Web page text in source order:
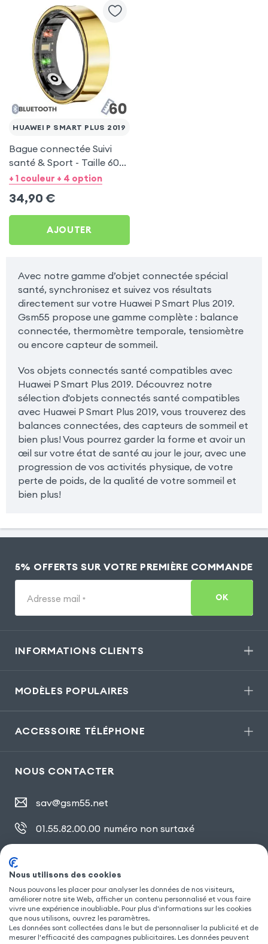
HUAWEI P SMART PLUS 2019
Bague connectée Suivi
santé & Sport - Taille 60
Or
+ 1 couleur + 4 option
34,90 €
AJOUTER
Avec notre gamme d’objet connectée spécial
santé, synchronisez et suivez vos résultats
directement sur votre Huawei P Smart Plus 2019.
Gsm55 propose une gamme complète : balance
connectée, thermomètre temporale, tensiomètre
ou encore capteur de sommeil.
Vos objets connectés santé compatibles avec
Huawei P Smart Plus 2019. Découvrez notre
sélection d'objets connectés santé compatibles
avec Huawei P Smart Plus 2019, vous trouverez des
balances connectées, des capteurs de sommeil et
bien plus! Vous pourrez garder la forme et avoir un
œil sur votre état de santé au jour le jour, avec une
progression de vos activités physique, de votre
perte de poids, de la qualité de votre sommeil et
bien plus!
5% OFFERTS SUR VOTRE PREMIÈRE COMMANDE
Adresse mail * OK
INFORMATIONS CLIENTS
MODÈLES POPULAIRES
ACCESSOIRE TÉLÉPHONE
NOUS CONTACTER
sav@gsm55.net
01.55.82.00.00 numéro non surtaxé
SUIVEZ NOUS
Nous utilisons des cookies
Nous pouvons les placer pour analyser les données de nos visiteurs,
améliorer notre site Web, afficher un contenu personnalisé et vous faire
vivre une expérience inoubliable. Pour plus d'informations sur les cookies
que nous utilisons, ouvrez les paramètres.
Les données sont collectées dans le but de personnaliser la publicité et de
mesurer l'efficacité des campagnes publicitaires. Les données peuvent